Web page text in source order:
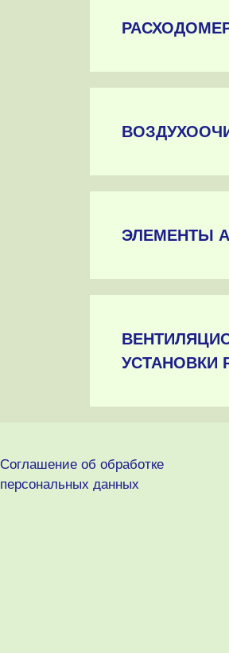
ЭЛЕМЕНТЫ
УСТАНОВКИ
Соглашение об обработке
персональных данных